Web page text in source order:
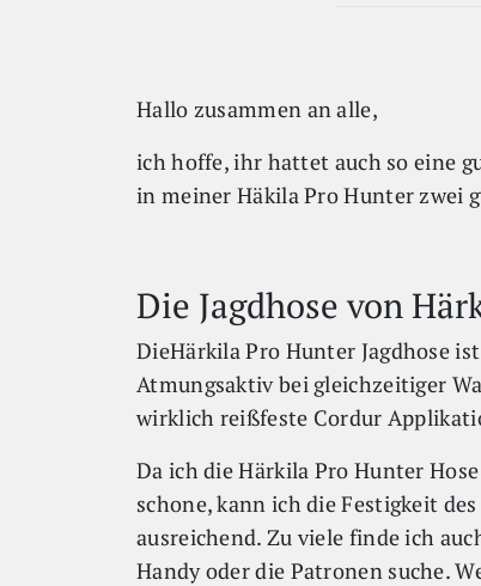
Hallo zusammen an alle,
ich hoffe, ihr hattet auch so eine
in meiner Häkila Pro Hunter zwei
Die Jagdhose von
DieHärkila Pro Hunter Jagdhose
Atmungsaktiv bei gleichzeitiger
wirklich reißfeste Cordur
Da ich die Härkila Pro Hunter
schone, kann ich die Festigkeit
ausreichend. Zu viele finde ich
Handy oder die Patronen suche.